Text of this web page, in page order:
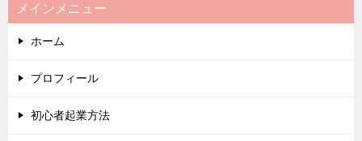
メインメニュー
ホーム
プロフィール
初心者起業方法